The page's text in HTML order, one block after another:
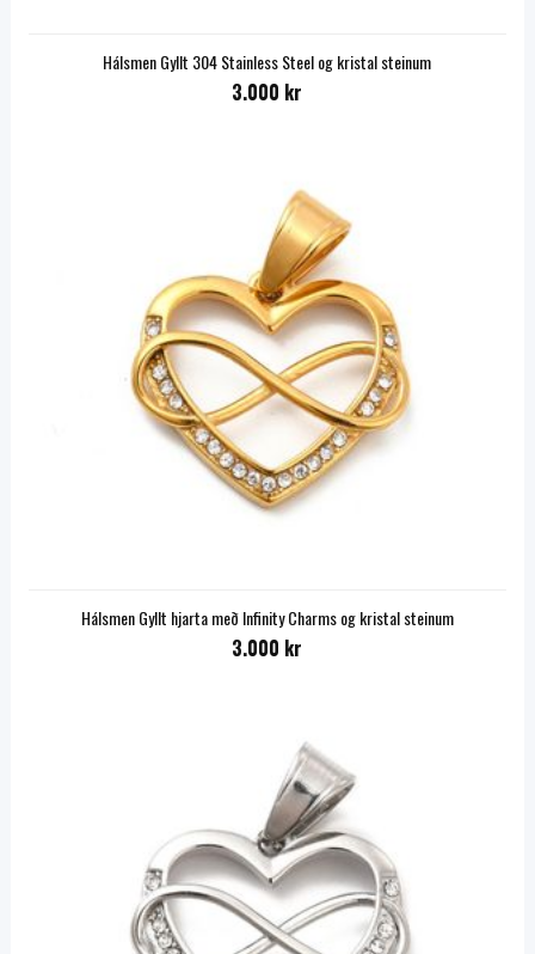
Hálsmen Gyllt 304 Stainless Steel og kristal steinum
3.000 kr
Hálsmen Gyllt hjarta með Infinity Charms og kristal steinum
3.000 kr